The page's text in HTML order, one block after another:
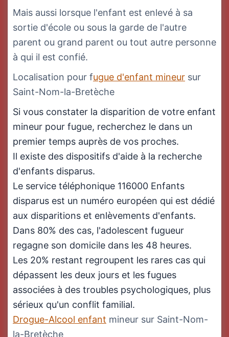
Mais aussi lorsque l'enfant est enlevé à sa
sortie d'école ou sous la garde de l'autre
parent ou grand parent ou tout autre personne
à qui il est confié.
Localisation pour fugue d'enfant mineur sur
Saint-Nom-la-Bretèche
Si vous constater la disparition de votre enfant
mineur pour fugue, recherchez le dans un
premier temps auprès de vos proches.
Il existe des dispositifs d'aide à la recherche
d'enfants disparus.
Le service téléphonique 116000 Enfants
disparus est un numéro européen qui est dédié
aux disparitions et enlèvements d'enfants.
Dans 80% des cas, l'adolescent fugueur
regagne son domicile dans les 48 heures.
Les 20% restant regroupent les rares cas qui
dépassent les deux jours et les fugues
associées à des troubles psychologiques, plus
sérieux qu'un conflit familial.
Drogue-Alcool enfant mineur sur Saint-Nom-
la-Bretèche